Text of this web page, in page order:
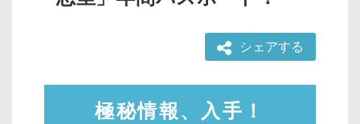
シェアする
極秘情報、入手！